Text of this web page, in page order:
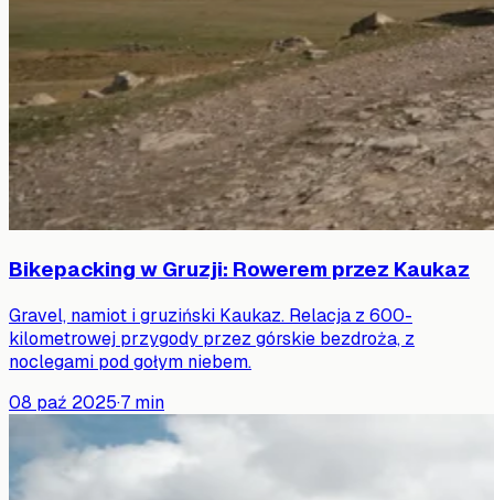
Bikepacking w Gruzji: Rowerem przez Kaukaz
Gravel, namiot i gruziński Kaukaz. Relacja z 600-
kilometrowej przygody przez górskie bezdroża, z
noclegami pod gołym niebem.
08 paź 2025·7 min